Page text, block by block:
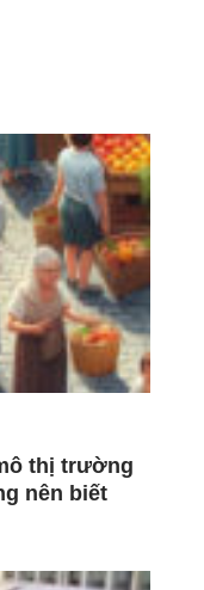
thị trường
nên biết